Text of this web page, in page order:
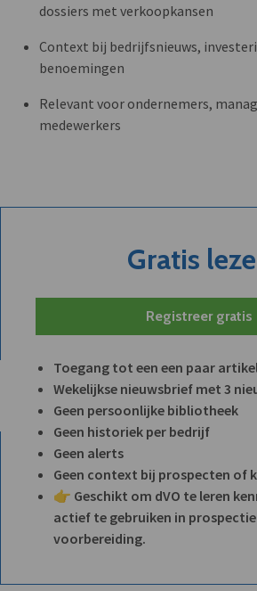
dossiers met verkoopkansen
Context bij bedrijfsnieuws,
benoemingen
Relevant voor ondernemers,
medewerkers
Gratis
Registreer gratis
Toegang tot een een paar
Wekelijkse nieuwsbrief met 3
Geen persoonlijke bibliotheek
Geen historiek per bedrijf
Geen alerts
Geen context bij prospecten of
👉 Geschikt om dVO te leren
actief te gebruiken in
voorbereiding.